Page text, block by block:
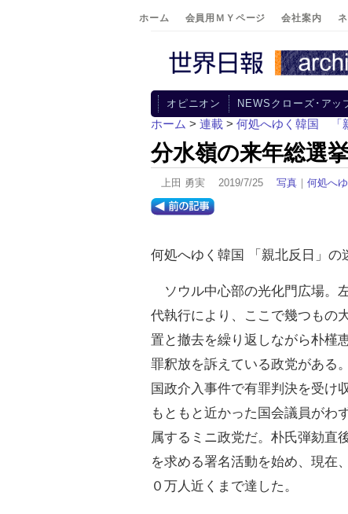
ホーム 会員用ＭＹページ 会社案内
オピニオン NEWSクローズ･アッ
ホーム > 連載 > 何処へゆく韓国 「
分水嶺の来年総選
上田 勇実 2019/7/25 写真 ｜ 何処へ
何処へゆく韓国 「親北反日」の
ソウル中心部の光化門広場。
代執行により、ここで幾つもの
置と撤去を繰り返しながら朴槿
罪釈放を訴えている政党がある
国政介入事件で有罪判決を受け
もともと近かった国会議員がわ
属するミニ政党だ。朴氏弾劾直
を求める署名活動を始め、現在
０万人近くまで達した。